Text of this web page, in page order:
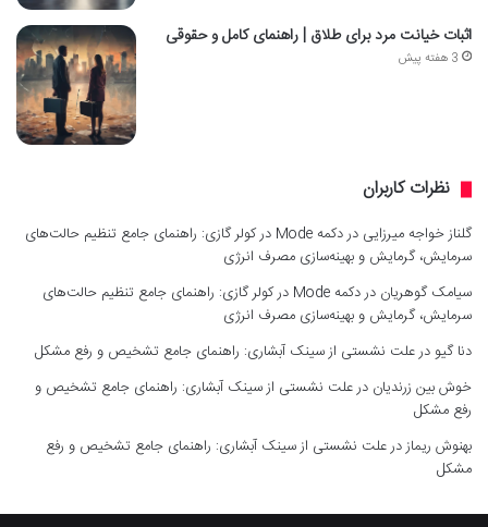
اثبات خیانت مرد برای طلاق | راهنمای کامل و حقوقی
3 هفته پیش
نظرات کاربران
گلناز خواجه میرزایی در
دکمه Mode در کولر گازی: راهنمای جامع تنظیم حالت‌های
سرمایش، گرمایش و بهینه‌سازی مصرف انرژی
سیامک گوهریان در
دکمه Mode در کولر گازی: راهنمای جامع تنظیم حالت‌های
سرمایش، گرمایش و بهینه‌سازی مصرف انرژی
دنا گیو درعلت نشستی از سینک آبشاری: راهنمای جامع تشخیص و رفع مشکل
خوش بین زرندیان درعلت نشستی از سینک آبشاری: راهنمای جامع تشخیص و
رفع مشکل
بهنوش ریمازدرعلت نشستی از سینک آبشاری: راهنمای جامع تشخیص و رفع
مشکل